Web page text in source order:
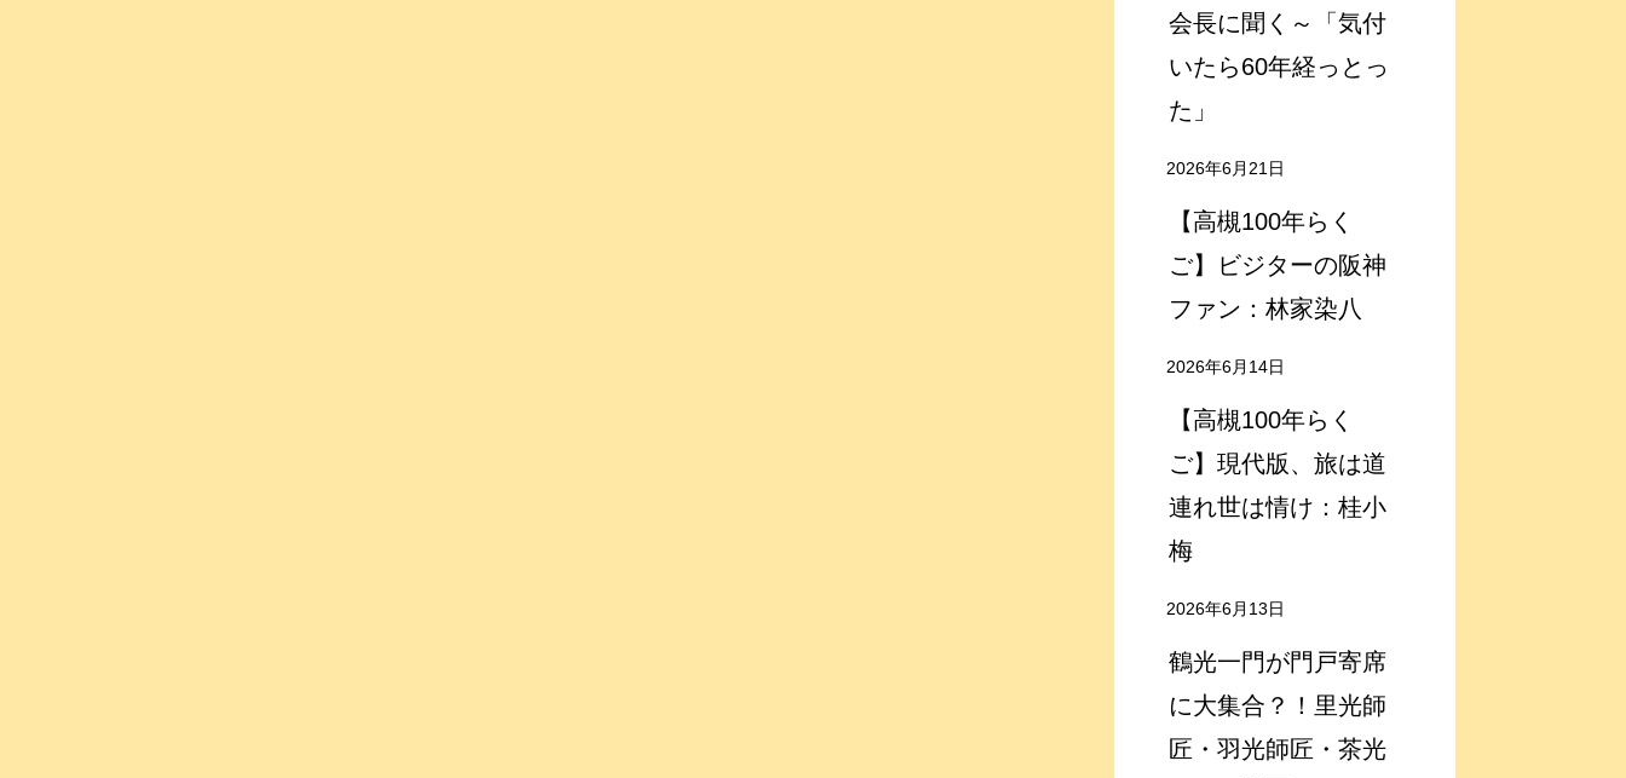
会長に聞く～「気付
いたら60年経っとっ
た」
2026年6月21日
【高槻100年らく
ご】ビジターの阪神
ファン：林家染八
2026年6月14日
【高槻100年らく
ご】現代版、旅は道
連れ世は情け：桂小
梅
2026年6月13日
鶴光一門が門戸寄席
に大集合？！里光師
匠・羽光師匠・茶光